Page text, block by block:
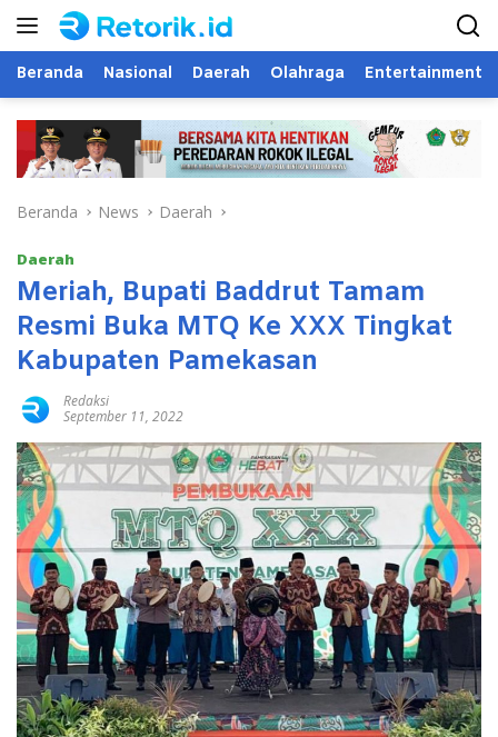
Langsung
Beranda Nasional Daerah Olahraga Entertainment
Beranda News Daerah
Daerah
Meriah, Bupati Baddrut Tamam
Resmi Buka MTQ Ke XXX Tingkat
Kabupaten Pamekasan
Redaksi
September 11, 2022